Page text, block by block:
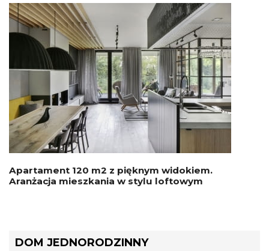
Apartament 120 m2 z pięknym widokiem.
Aranżacja mieszkania w stylu loftowym
DOM JEDNORODZINNY